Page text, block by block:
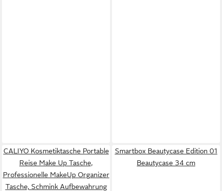
CALIYO Kosmetiktasche Portable
Reise Make Up Tasche,
Professionelle MakeUp Organizer
Tasche, Schmink Aufbewahrung
Smartbox Beautycase Edition 01
Beautycase 34 cm